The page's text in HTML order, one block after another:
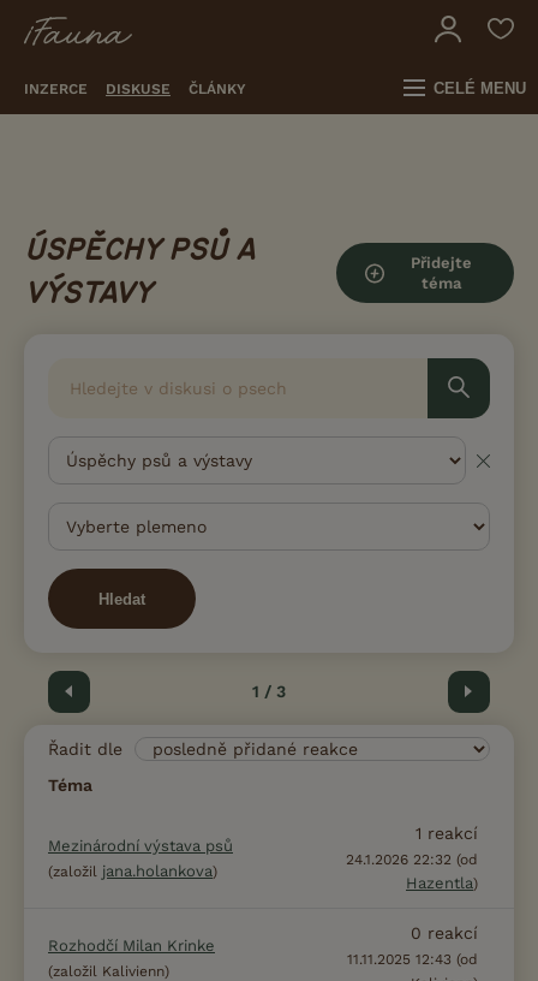
INZERCE DISKUSE ČLÁNKY CELÉ MENU
ÚSPĚCHY PSŮ A
VÝSTAVY
Přidejte
téma
Hledat
Předchozí 1 / 3 Další
Řadit dle
Téma
Mezinárodní výstava psů
(založil jana.holankova)
1 reakcí
24.1.2026 22:32 (od
Hazentla)
Rozhodčí Milan Krinke
(založil Kalivienn)
0 reakcí
11.11.2025 12:43 (od